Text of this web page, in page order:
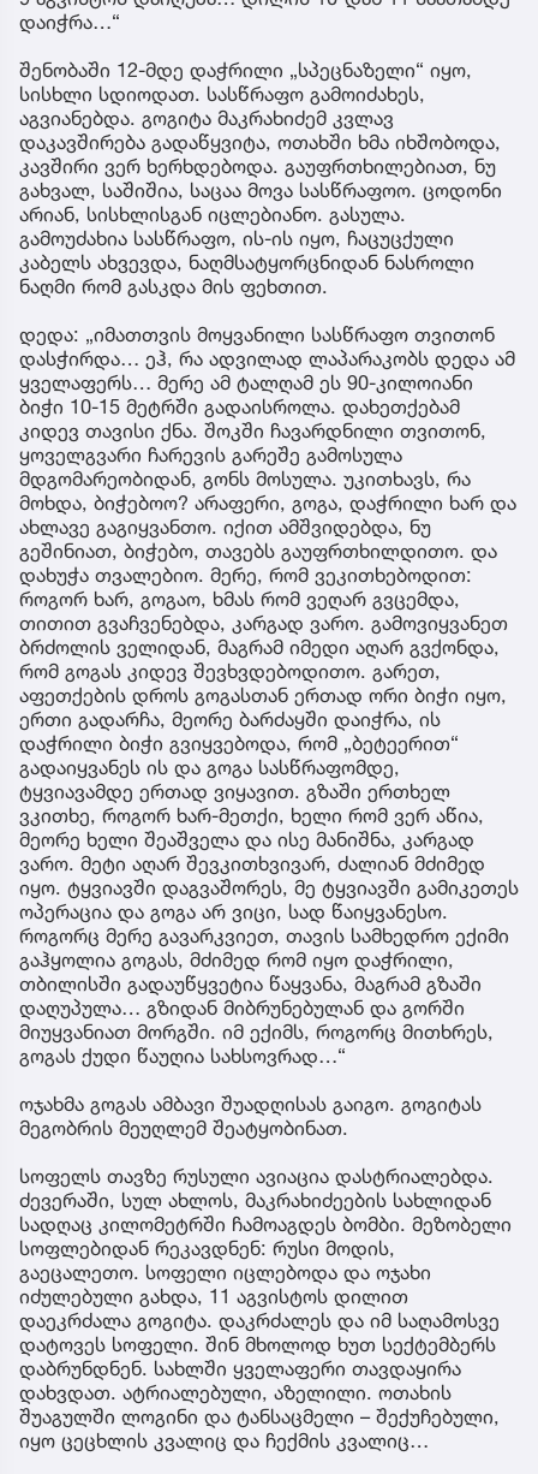
დაიჭრა…“
შენობაში 12-მდე დაჭრილი „სპეცნაზელი“ იყო,
სისხლი სდიოდათ. სასწრაფო გამოიძახეს,
აგვიანებდა. გოგიტა მაკრახიძემ კვლავ
დაკავშირება გადაწყვიტა, ოთახში ხმა იხშობოდა,
კავშირი ვერ ხერხდებოდა. გაუფრთხილებიათ, ნუ
გახვალ, საშიშია, საცაა მოვა სასწრაფოო. ცოდონი
არიან, სისხლისგან იცლებიანო. გასულა.
გამოუძახია სასწრაფო, ის-ის იყო, ჩაცუცქული
კაბელს ახვევდა, ნაღმსატყორცნიდან ნასროლი
ნაღმი რომ გასკდა მის ფეხთით.
დედა: „იმათთვის მოყვანილი სასწრაფო თვითონ
დასჭირდა… ეჰ, რა ადვილად ლაპარაკობს დედა ამ
ყველაფერს… მერე ამ ტალღამ ეს 90-კილოიანი
ბიჭი 10-15 მეტრში გადაისროლა. დახეთქებამ
კიდევ თავისი ქნა. შოკში ჩავარდნილი თვითონ,
ყოველგვარი ჩარევის გარეშე გამოსულა
მდგომარეობიდან, გონს მოსულა. უკითხავს, რა
მოხდა, ბიჭებოო? არაფერი, გოგა, დაჭრილი ხარ და
ახლავე გაგიყვანთო. იქით ამშვიდებდა, ნუ
გეშინიათ, ბიჭებო, თავებს გაუფრთხილდითო. და
დახუჭა თვალებიო. მერე, რომ ვეკითხებოდით:
როგორ ხარ, გოგაო, ხმას რომ ვეღარ გვცემდა,
თითით გვაჩვენებდა, კარგად ვარო. გამოვიყვანეთ
ბრძოლის ველიდან, მაგრამ იმედი აღარ გვქონდა,
რომ გოგას კიდევ შევხვდებოდითო. გარეთ,
აფეთქების დროს გოგასთან ერთად ორი ბიჭი იყო,
ერთი გადარჩა, მეორე ბარძაყში დაიჭრა, ის
დაჭრილი ბიჭი გვიყვებოდა, რომ „ბეტეერით“
გადაიყვანეს ის და გოგა სასწრაფომდე,
ტყვიავამდე ერთად ვიყავით. გზაში ერთხელ
ვკითხე, როგორ ხარ-მეთქი, ხელი რომ ვერ აწია,
მეორე ხელი შეაშველა და ისე მანიშნა, კარგად
ვარო. მეტი აღარ შევკითხვივარ, ძალიან მძიმედ
იყო. ტყვიავში დაგვაშორეს, მე ტყვიავში გამიკეთეს
ოპერაცია და გოგა არ ვიცი, სად წაიყვანესო.
როგორც მერე გავარკვიეთ, თავის სამხედრო ექიმი
გაჰყოლია გოგას, მძიმედ რომ იყო დაჭრილი,
თბილისში გადაუწყვეტია წაყვანა, მაგრამ გზაში
დაღუპულა… გზიდან მიბრუნებულან და გორში
მიუყვანიათ მორგში. იმ ექიმს, როგორც მითხრეს,
გოგას ქუდი წაუღია სახსოვრად…“
ოჯახმა გოგას ამბავი შუადღისას გაიგო. გოგიტას
მეგობრის მეუღლემ შეატყობინათ.
სოფელს თავზე რუსული ავიაცია დასტრიალებდა.
ძევერაში, სულ ახლოს, მაკრახიძეების სახლიდან
სადღაც კილომეტრში ჩამოაგდეს ბომბი. მეზობელი
სოფლებიდან რეკავდნენ: რუსი მოდის,
გაეცალეთო. სოფელი იცლებოდა და ოჯახი
იძულებული გახდა, 11 აგვისტოს დილით
დაეკრძალა გოგიტა. დაკრძალეს და იმ საღამოსვე
დატოვეს სოფელი. შინ მხოლოდ ხუთ სექტემბერს
დაბრუნდნენ. სახლში ყველაფერი თავდაყირა
დახვდათ. ატრიალებული, აზელილი. ოთახის
შუაგულში ლოგინი და ტანსაცმელი – შექუჩებული,
იყო ცეცხლის კვალიც და ჩექმის კვალიც…